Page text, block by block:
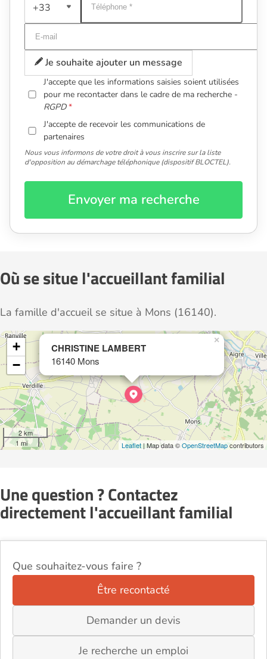
+33
Je souhaite ajouter un message
J'accepte que les informations saisies soient utilisées
pour me recontacter dans le cadre de ma recherche -
RGPD
J'accepte de recevoir les communications de
partenaires
Nous vous informons de votre droit à vous inscrire sur la liste
d'opposition au démarchage téléphonique (dispositif BLOCTEL).
Envoyer ma recherche
Où se situe l'accueillant familial
La famille d'accueil se situe à Mons (16140).
CHRISTINE LAMBERT
16140 Mons
×
+
−
2 km
1 mi
Leaflet | Map data ©OpenStreetMapcontributors
Une question ? Contactez
directement l'accueillant familial
Que souhaitez-vous faire ?
Être recontacté
Demander un devis
Je recherche un emploi